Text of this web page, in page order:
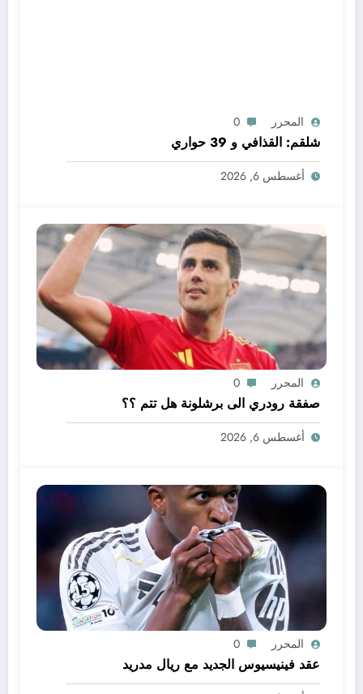
المحرر 0
شلقم: القذافي و 39 حواري
أغسطس 6, 2026
المحرر 0
صفقة رودري الى برشلونة هل تتم ؟؟
أغسطس 6, 2026
المحرر 0
عقد فينيسيوس الجديد مع ريال مدريد